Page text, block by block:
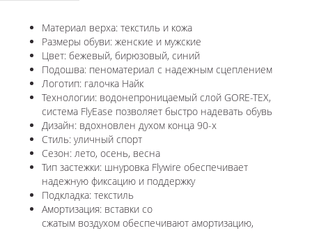
Материал верха: текстиль и кожа
Размеры обуви: женские и мужские
Цвет: бежевый, бирюзовый, синий
Подошва: пеноматериал с надежным сцеплением
Логотип: галочка Найк
Технологии: водонепроницаемый слой GORE-TEX,
система FlyEase позволяет быстро надевать обувь
Дизайн: вдохновлен духом конца 90-х
Стиль: уличный спорт
Сезон: лето, осень, весна
Тип застежки: шнуровка Flywire обеспечивает
надежную фиксацию и поддержку
Подкладка: текстиль
Амортизация: вставки со
сжатым воздухом обеспечивают амортизацию,